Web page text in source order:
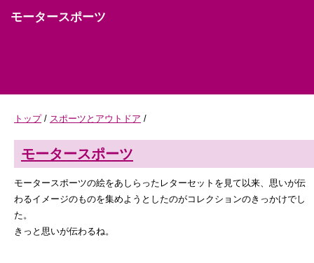
モータースポーツ
トップ/ スポーツとアウトドア /
モータースポーツ
モータースポーツの絵をあしらったレターセットを見て以来、思いが伝
わるイメージのものを集めようとしたのがコレクションのきっかけでし
た。
きっと思いが伝わるね。